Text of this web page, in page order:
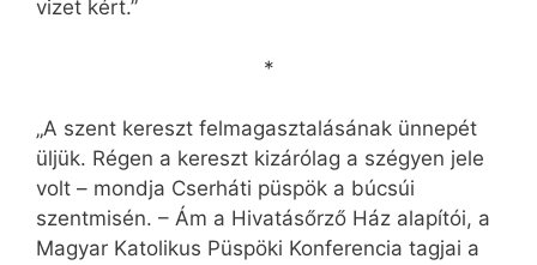
vizet kért.”
*
„A szent kereszt felmagasztalásának ünnepét
üljük. Régen a kereszt kizárólag a szégyen jele
volt – mondja Cserháti püspök a búcsúi
szentmisén. – Ám a Hivatásőrző Ház alapítói, a
Magyar Katolikus Püspöki Konferencia tagjai a